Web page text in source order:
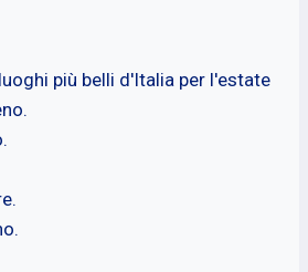
più belli d'Italia per l'estate